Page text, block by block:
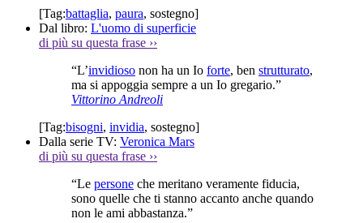
[Tag:battaglia, paura, sostegno]
Dal libro: L'uomo di superficie
di più su questa frase ››
“L’invidioso non ha un Io forte, ben strutturato,
ma si appoggia sempre a un Io gregario.”
Vittorino Andreoli
[Tag:bisogni, invidia, sostegno]
Dalla serie TV: Veronica Mars
di più su questa frase ››
“Le persone che meritano veramente fiducia,
sono quelle che ti stanno accanto anche quando
non le ami abbastanza.”